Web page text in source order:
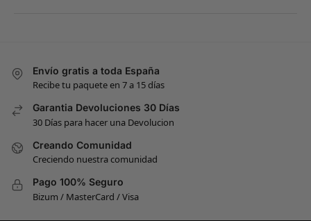
Envío gratis a toda España
Recibe tu paquete en 7 a 15 días
Garantia Devoluciones 30 Días
30 Días para hacer una Devolucion
Creando Comunidad
Creciendo nuestra comunidad
Pago 100% Seguro
Bizum / MasterCard / Visa